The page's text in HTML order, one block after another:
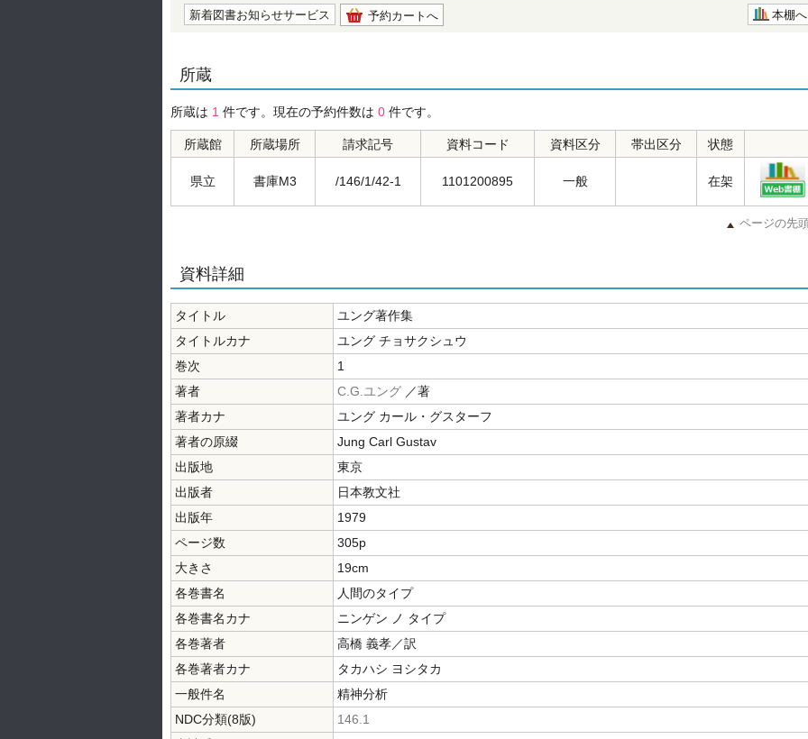
新着図書お知らせサービス 予約カートへ 本棚へ
所蔵
所蔵は 1 件です。現在の予約件数は 0 件です。
所蔵館 所蔵場所 請求記号 資料コード 資料区分 帯出区分 状態
県立 書庫M3 /146/1/42-1 1101200895 一般 在架
ページの先
資料詳細
タイトル
ユング著作集
タイトルカナ
ユング チョサクシュウ
巻次
1
著者
C.G.ユング ／著
著者カナ
ユング カール・グスターフ
著者の原綴
Jung Carl Gustav
出版地
東京
出版者
日本教文社
出版年
1979
ページ数
305p
大きさ
19cm
各巻書名
人間のタイプ
各巻書名カナ
ニンゲン ノ タイプ
各巻著者
高橋 義孝／訳
各巻著者カナ
タカハシ ヨシタカ
一般件名
精神分析
NDC分類(8版)
146.1